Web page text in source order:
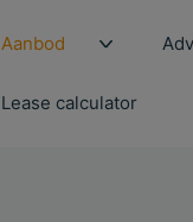
Aanbod
Lease calculator